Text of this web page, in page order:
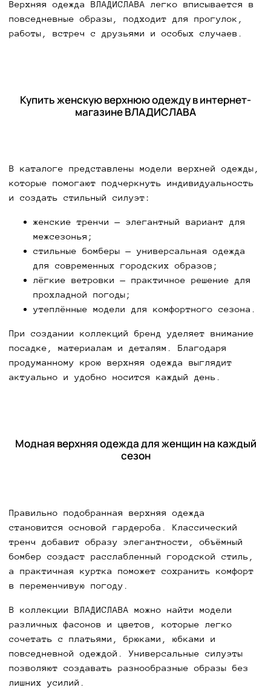
Верхняя одежда ВЛАДИСЛАВА легко вписывается в
повседневные образы, подходит для прогулок,
работы, встреч с друзьями и особых случаев.
Купить женскую верхнюю одежду в интернет-
магазине ВЛАДИСЛАВА
В каталоге представлены модели верхней одежды,
которые помогают подчеркнуть индивидуальность
и создать стильный силуэт:
женские тренчи — элегантный вариант для
межсезонья;
стильные бомберы — универсальная одежда
для современных городских образов;
лёгкие ветровки — практичное решение для
прохладной погоды;
утеплённые модели для комфортного сезона.
При создании коллекций бренд уделяет внимание
посадке, материалам и деталям. Благодаря
продуманному крою верхняя одежда выглядит
актуально и удобно носится каждый день.
Модная верхняя одежда для женщин на каждый
сезон
Правильно подобранная верхняя одежда
становится основой гардероба. Классический
тренч добавит образу элегантности, объёмный
бомбер создаст расслабленный городской стиль,
а практичная куртка поможет сохранить комфорт
в переменчивую погоду.
В коллекции ВЛАДИСЛАВА можно найти модели
различных фасонов и цветов, которые легко
сочетать с платьями, брюками, юбками и
повседневной одеждой. Универсальные силуэты
позволяют создавать разнообразные образы без
лишних усилий.